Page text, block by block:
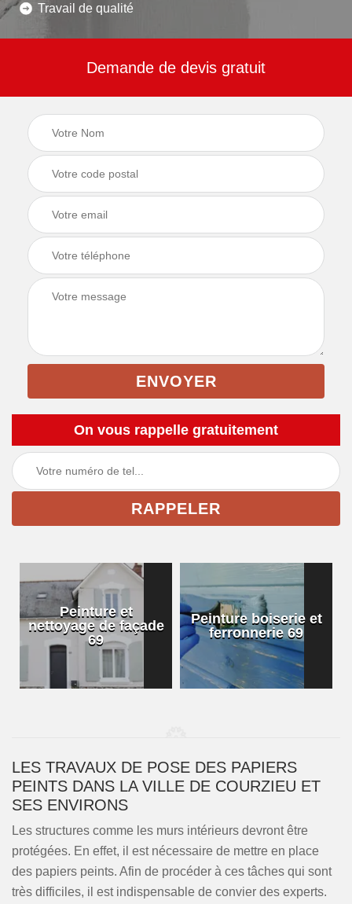
Travail de qualité
Demande de devis gratuit
On vous rappelle gratuitement
Peinture et
nettoyage de façade
69
Peinture boiserie et
ferronnerie 69
LES TRAVAUX DE POSE DES PAPIERS
PEINTS DANS LA VILLE DE COURZIEU ET
SES ENVIRONS
Les structures comme les murs intérieurs devront être
protégées. En effet, il est nécessaire de mettre en place
des papiers peints. Afin de procéder à ces tâches qui sont
très difficiles, il est indispensable de convier des experts.